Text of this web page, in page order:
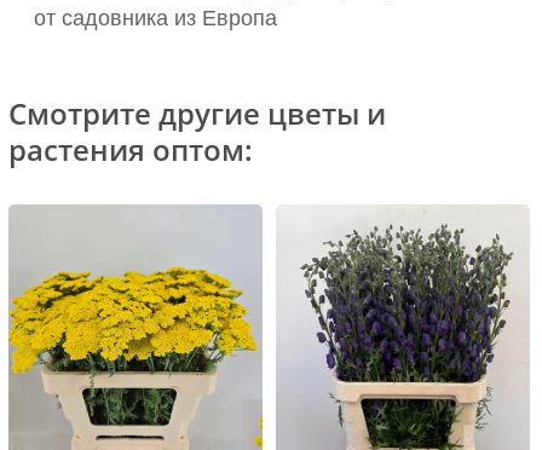
от садовника из Европа
Смотрите другие цветы и
растения оптом: